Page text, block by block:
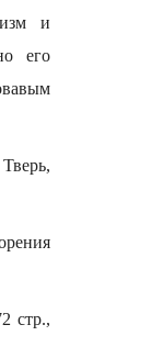
и
его
стр.,